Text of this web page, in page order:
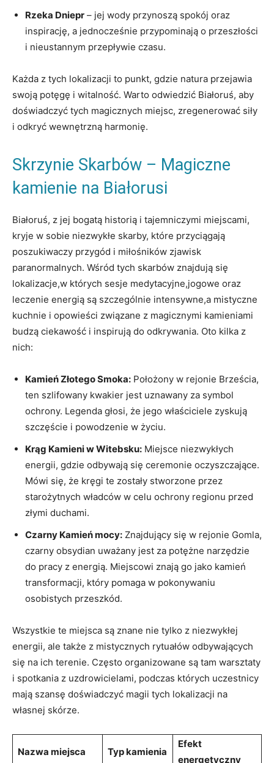
Rzeka Dniepr – jej wody ⁤przynoszą spokój oraz
inspirację, a jednocześnie przypominają o przeszłości
i nieustannym ‍przepływie czasu.
Każda⁣ z tych lokalizacji to punkt, gdzie natura przejawia​
swoją potęgę ⁣i ⁣witalność. Warto odwiedzić Białoruś, aby
doświadczyć⁣ tych magicznych miejsc, zregenerować siły ​
i odkryć wewnętrzną⁤ harmonię.
Skrzynie Skarbów – Magiczne
kamienie na Białorusi
Białoruś, z jej bogatą historią i ⁢tajemniczymi miejscami,
⁤kryje w ⁢sobie niezwykłe skarby, które przyciągają
poszukiwaczy przygód i miłośników zjawisk
paranormalnych. Wśród tych skarbów znajdują się
lokalizacje,w których‌ sesje medytacyjne,jogowe oraz
leczenie ​energią są szczególnie intensywne,a mistyczne
kuchnie i​ opowieści ⁤związane z ⁢magicznymi kamieniami
budzą ciekawość ⁤i inspirują do odkrywania. Oto kilka z
nich:
Kamień Złotego Smoka: Położony w rejonie Brześcia,⁤
ten szlifowany kwakier jest uznawany za symbol
ochrony. Legenda głosi, ⁤że jego właściciele zyskują
szczęście ​i powodzenie⁢ w życiu.
Krąg Kamieni w Witebsku: Miejsce niezwykłych
energii, ⁢gdzie odbywają się ceremonie oczyszczające.
‍Mówi się, że kręgi te zostały ⁣stworzone przez
starożytnych władców w celu ochrony regionu ⁢przed
złymi⁣ duchami.
Czarny Kamień mocy: Znajdujący się w rejonie Gomla,
czarny obsydian uważany jest za‍ potężne narzędzie‍
do‍ pracy z energią.‍ Miejscowi‍ znają go jako kamień
transformacji, który pomaga w pokonywaniu
osobistych przeszkód.
Wszystkie‍ te miejsca są znane nie tylko z niezwykłej
‍energii, ale także z mistycznych rytuałów‌ odbywających
się na ich terenie. Często organizowane są ‌tam warsztaty
i ⁢spotkania z uzdrowicielami, podczas których uczestnicy
mają szansę doświadczyć magii tych lokalizacji na
własnej⁣ skórze.
Nazwa ⁤miejsca Typ kamienia
Efekt
energetyczny